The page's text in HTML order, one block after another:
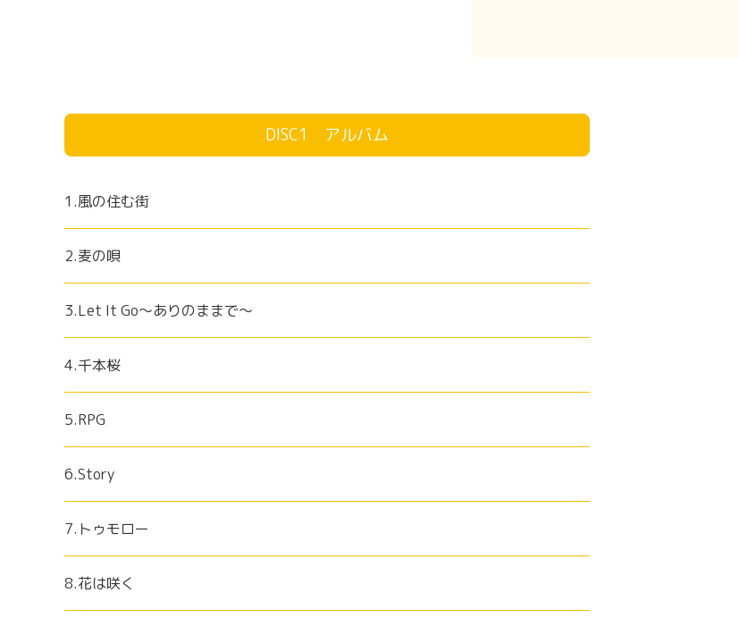
DISC1 アルバム
1.風の住む街
2.麦の唄
3.Let It Go～ありのままで～
4.千本桜
5.RPG
6.Story
7.トゥモロー
8.花は咲く